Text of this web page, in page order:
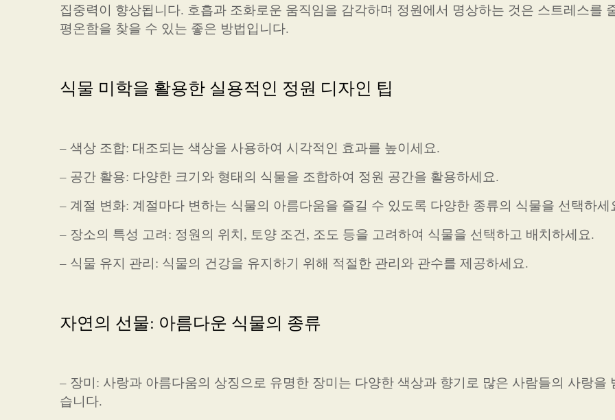
집중력이 향상됩니다. 호흡과 조화로운 움직임을 감각하며 정원에서 명상하는 것은 스트레스를
평온함을 찾을 수 있는 좋은 방법입니다.
식물 미학을 활용한 실용적인 정원 디자인 팁
– 색상 조합: 대조되는 색상을 사용하여 시각적인 효과를 높이세요.
– 공간 활용: 다양한 크기와 형태의 식물을 조합하여 정원 공간을 활용하세요.
– 계절 변화: 계절마다 변하는 식물의 아름다움을 즐길 수 있도록 다양한 종류의 식물을 선택하세
– 장소의 특성 고려: 정원의 위치, 토양 조건, 조도 등을 고려하여 식물을 선택하고 배치하세요.
– 식물 유지 관리: 식물의 건강을 유지하기 위해 적절한 관리와 관수를 제공하세요.
자연의 선물: 아름다운 식물의 종류
– 장미: 사랑과 아름다움의 상징으로 유명한 장미는 다양한 색상과 향기로 많은 사람들의 사랑을
습니다.